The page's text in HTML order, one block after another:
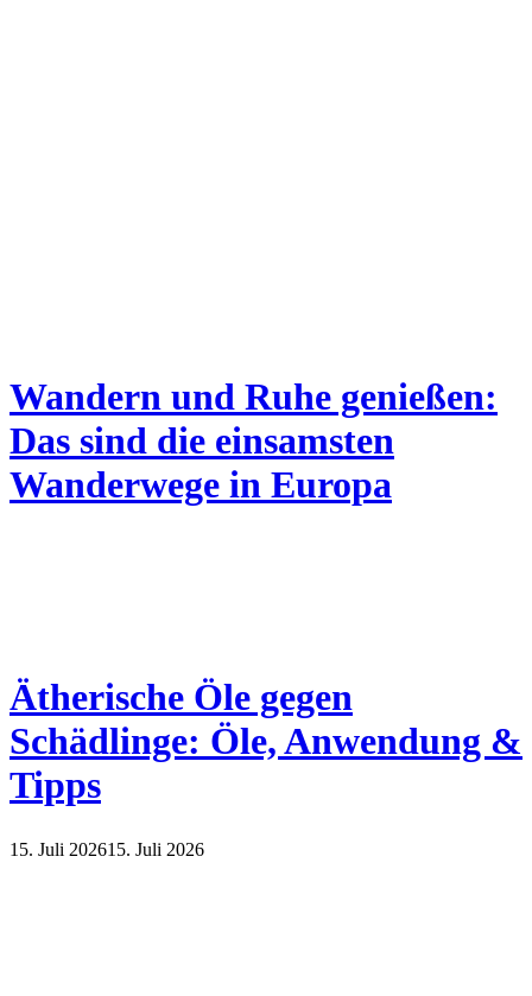
Wandern und Ruhe genießen:
Das sind die einsamsten
Wanderwege in Europa
Ätherische Öle gegen
Schädlinge: Öle, Anwendung &
Tipps
15. Juli 202615. Juli 2026